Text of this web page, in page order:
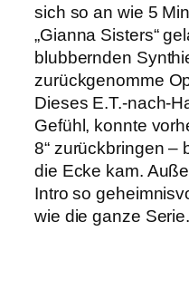
sich so an wie 5
„Gianna Sisters“
blubbernden
zurückgenomme
Dieses E.T.-nach-
Gefühl, konnte
8“ zurückbringen –
die Ecke kam.
Intro so
wie die ganze Serie.